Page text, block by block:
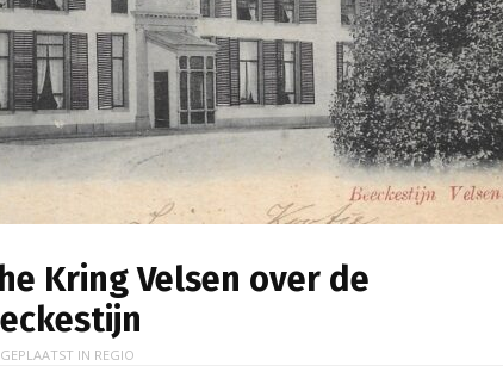
Kring Velsen over de
IN REGIO